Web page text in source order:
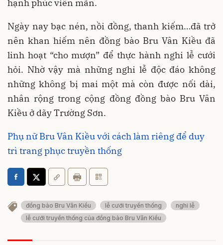
hạnh phúc viên mãn.
Ngày nay bạc nén, nồi đồng, thanh kiếm…đã trở
nên khan hiếm nên đồng bào Bru Vân Kiều đã
linh hoạt “cho mượn” để thực hành nghi lễ cưới
hỏi. Nhờ vậy mà những nghi lễ độc đáo không
những không bị mai một mà còn được nối dài,
nhân rộng trong cộng đồng đồng bào Bru Vân
Kiều ở dãy Trường Sơn.
Phụ nữ Bru Vân Kiều với cách làm riêng để duy
trì trang phục truyền thống
đồng bào Bru Vân Kiều lễ cưới truyền thống
nghi lễ
lễ cưới truyền thống của đồng bào Bru Vân Kiều